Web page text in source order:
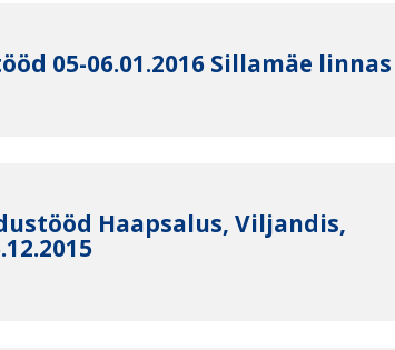
05-06.01.2016 Sillamäe linnas
Haapsalus, Viljandis,